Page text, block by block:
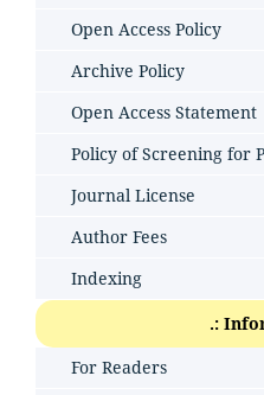
Open Access Policy
Archive Policy
Open Access Statement
Policy of Screening for
Journal License
Author Fees
Indexing
.:
For Readers